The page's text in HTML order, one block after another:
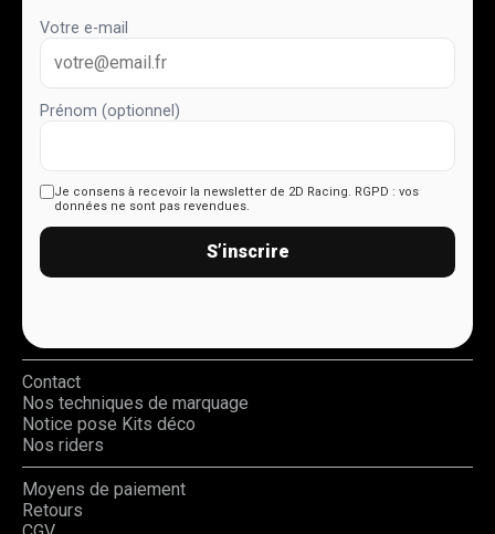
Votre e-mail
Prénom (optionnel)
Je consens à recevoir la newsletter de 2D Racing. RGPD : vos
données ne sont pas revendues.
S’inscrire
Contact
Nos techniques de marquage
Notice pose Kits déco
Nos riders
Moyens de paiement
Retours